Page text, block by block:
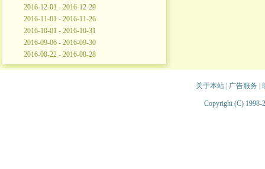
2016-12-01 - 2016-12-29
2016-11-01 - 2016-11-26
2016-10-01 - 2016-10-31
2016-09-06 - 2016-09-30
2016-08-22 - 2016-08-28
关于本站| 广告服务
Copyright (C) 1998-